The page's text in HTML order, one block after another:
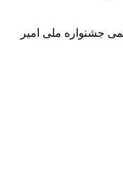
جشنواره ملی امیر